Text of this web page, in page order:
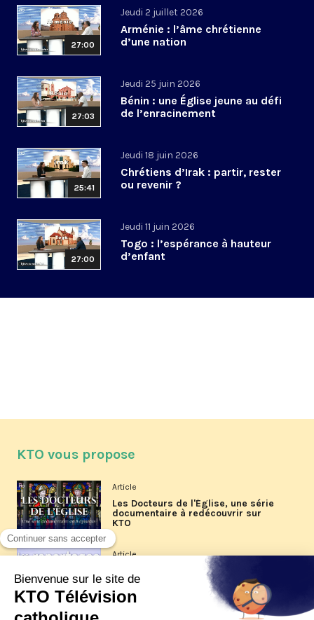
27:00
Jeudi 2 juillet 2026
Arménie : l’âme chrétienne
d’une nation
27:03
Jeudi 25 juin 2026
Bénin : une Église jeune au défi
de l’enracinement
25:41
Jeudi 18 juin 2026
Chrétiens d’Irak : partir, rester
ou revenir ?
27:00
Jeudi 11 juin 2026
Togo : l’espérance à hauteur
d’enfant
KTO vous propose
Article
Les Docteurs de l'Église, une série
documentaire à redécouvrir sur
KTO
Article
Les reportages d'été 2026 de KTO